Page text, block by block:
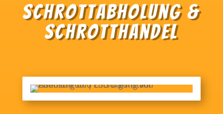
Schrottabholung &
Schrotthandel